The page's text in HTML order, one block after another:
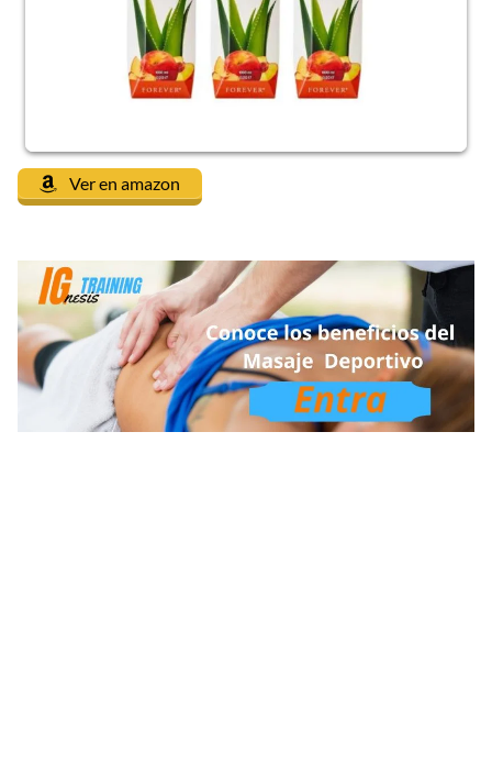
Ver en amazon